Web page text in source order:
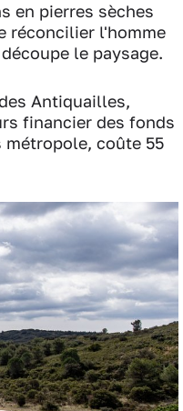
en pierres sèches
réconcilier l'homme
le paysage.
Antiquailles,
financier des fonds
métropole, coûte 55